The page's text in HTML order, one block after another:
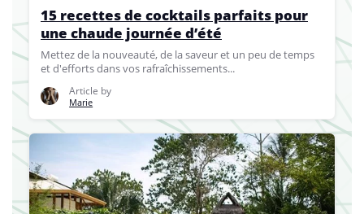
15 recettes de cocktails parfaits pour
une chaude journée d’été
Mettez de la nouveauté, de la saveur et un peu de temps
et d'efforts dans vos rafraîchissements...
Article by
Marie